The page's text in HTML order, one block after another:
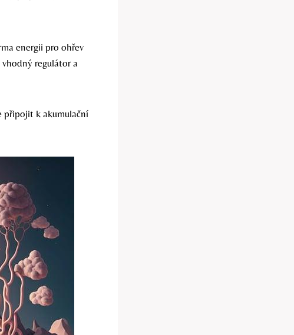
energii pro ohřev
regulátor a
připojit k akumulační